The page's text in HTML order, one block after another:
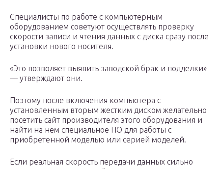
Специалисты по работе с компьютерным
оборудованием советуют осуществлять проверку
скорости записи и чтения данных с диска сразу после
установки нового носителя.
«Это позволяет выявить заводской брак и подделки»
— утверждают они.
Поэтому после включения компьютера с
установленным вторым жестким диском желательно
посетить сайт производителя этого оборудования и
найти на нем специальное ПО для работы с
приобретенной моделью или серией моделей.
Если реальная скорость передачи данных сильно